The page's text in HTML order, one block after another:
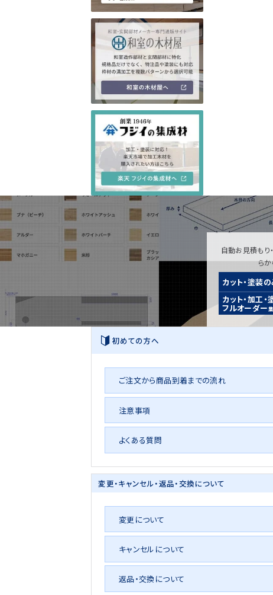
自動お見積もり
らか
カット・塗装
カット・加工・
フルオーダー
初めての方へ
ご注文から商品到着までの流れ
注意事項
よくある質問
変更・キャンセル・返品・交換について
変更について
キャンセルについて
返品・交換について